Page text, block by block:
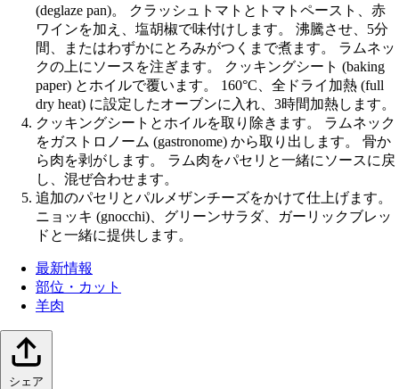
(deglaze pan)。 クラッシュトマトとトマトペースト、赤
ワインを加え、塩胡椒で味付けします。 沸騰させ、5分
間、またはわずかにとろみがつくまで煮ます。 ラムネッ
クの上にソースを注ぎます。 クッキングシート (baking
paper) とホイルで覆います。 160°C、全ドライ加熱 (full
dry heat) に設定したオーブンに入れ、3時間加熱します。
クッキングシートとホイルを取り除きます。 ラムネック
をガストロノーム (gastronome) から取り出します。 骨か
ら肉を剥がします。 ラム肉をパセリと一緒にソースに戻
し、混ぜ合わせます。
追加のパセリとパルメザンチーズをかけて仕上げます。
ニョッキ (gnocchi)、グリーンサラダ、ガーリックブレッ
ドと一緒に提供します。
最新情報
部位・カット
羊肉
シェア